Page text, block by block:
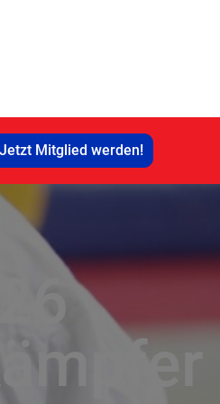
Jetzt Mitglied werden!